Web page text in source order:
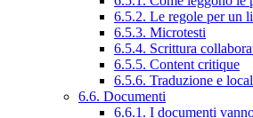
6.5.2. Le regole per un
6.5.3. Microtesti
6.5.4. Scrittura
6.5.5. Content critique
6.5.6. Traduzione e
6.6. Documenti
6.6.1. I documenti